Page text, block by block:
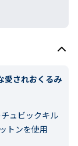
愛されおくるみ
ュビックキル
トンを使用